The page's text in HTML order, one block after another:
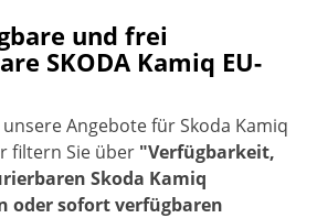
und frei
SKODA Kamiq EU-
Angebote für Skoda Kamiq
filtern Sie über "Verfügbarkeit,
Skoda Kamiq
oder sofort verfügbaren